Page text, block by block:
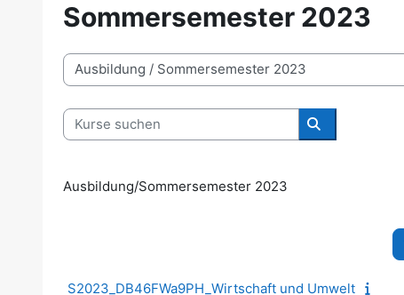
Sommersemester 2023
Kursbereiche
Kurse suchen
Kurse suchen
Ausbildung/Sommersemester 2023
S2023_DB46FWa9PH_Wirtschaft und Umwelt